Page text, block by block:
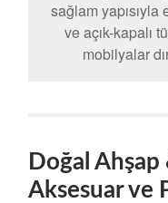
sağlam
ve açık-kapalı
mobilyalar
Doğal
Aksesuar ve